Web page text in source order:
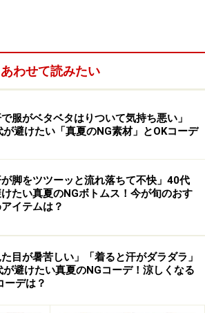
ットン素材100％で、気持ちよく着
イントです。
あわせて読みたい
で服がベタベタはりついて気持ち悪い」
が避けたい「真夏のNG素材」とOKコーデ
が脚をツツーッと流れ落ちて不快」40代
たい真夏のNGボトムス！今が旬のおす
イテムは？
た目が暑苦しい」「着ると汗がダラダラ」
が避けたい真夏のNGコーデ！涼しくなる
ーデは？